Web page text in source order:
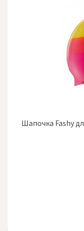
Шапочка Fashy